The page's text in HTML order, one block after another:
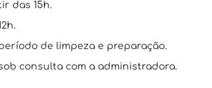
das 15h.
período de limpeza e preparação.
consulta com a administradora.